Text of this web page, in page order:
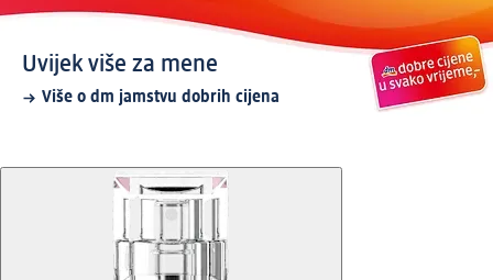
Uvijek više za mene
Više o dm jamstvu dobrih cijena